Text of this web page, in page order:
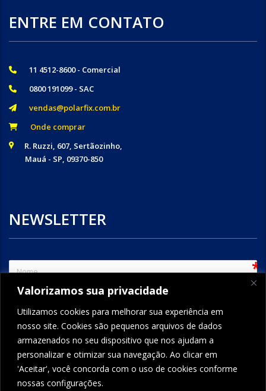
Valorizamos sua privacidade
Utilizamos cookies para melhorar sua experiência em
nosso site. Cookies são pequenos arquivos de dados
armazenados no seu dispositivo que nos ajudam a
personalizar e otimizar sua navegação. Ao clicar em
'Aceitar', você concorda com o uso de cookies conforme
nossas configurações.
ENTRE EM CONTATO
11 4512-8600 - Comercial
0800 191099 - SAC
vendas@polarfix.com.br
Onde comprar
R. Ruzzi, 607, Sertãozinho,
Mauá - SP, 09370-850
NEWSLETTER